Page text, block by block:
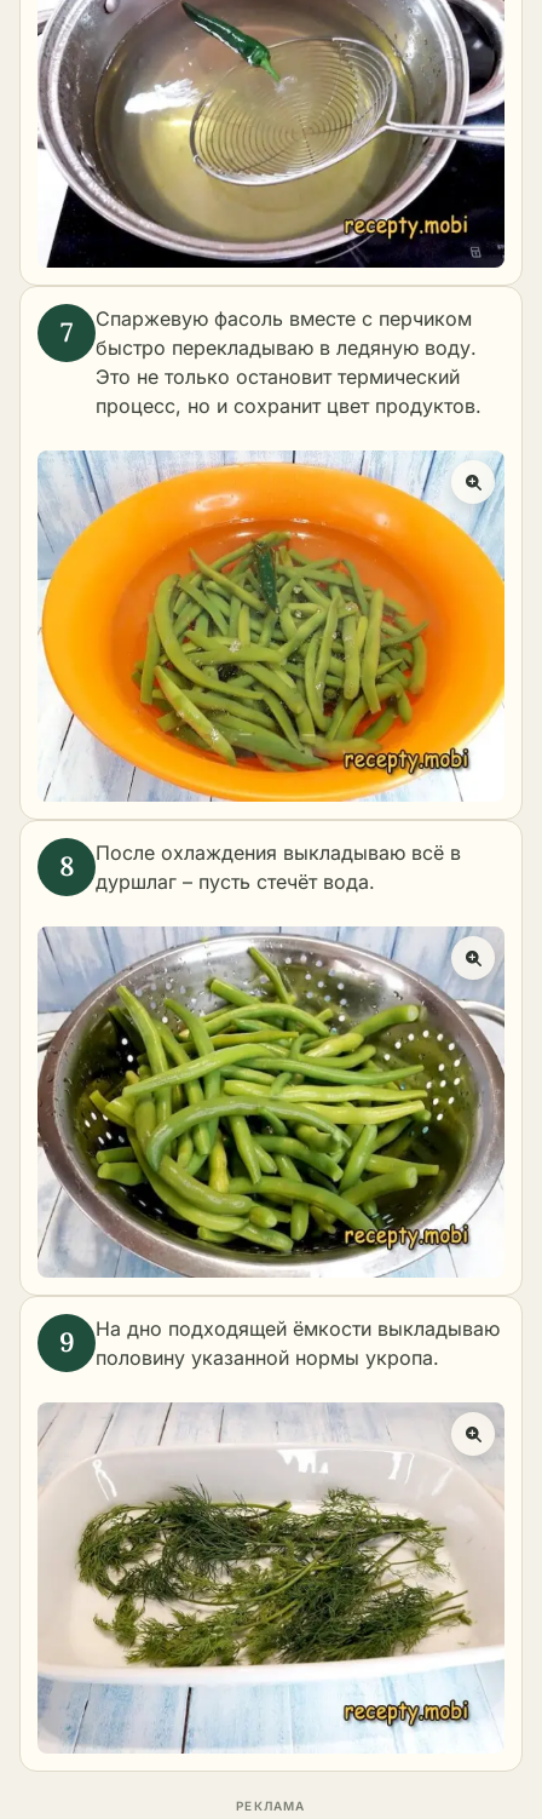
Спаржевую фасоль вместе с перчиком
быстро перекладываю в ледяную воду.
Это не только остановит термический
процесс, но и сохранит цвет продуктов.
После охлаждения выкладываю всё в
дуршлаг – пусть стечёт вода.
На дно подходящей ёмкости выкладываю
половину указанной нормы укропа.